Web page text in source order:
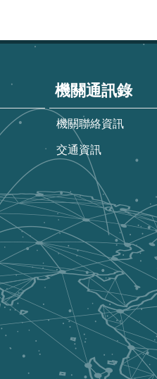
機關通訊錄
機關聯絡資訊
交通資訊